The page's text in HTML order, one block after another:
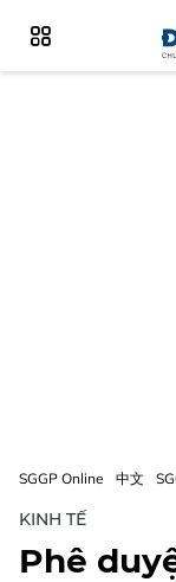
SGGP Online 中文
KINH TẾ
Phê